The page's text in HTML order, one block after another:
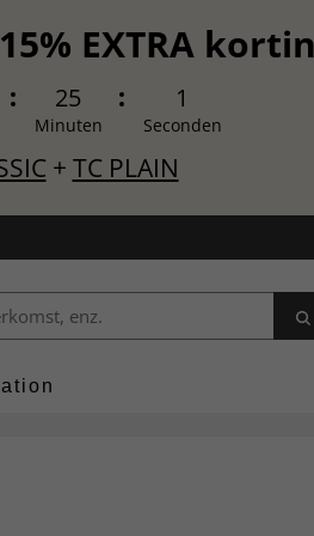
EXTRA
24
Minuten
60
Seconden
+ TC PLAIN